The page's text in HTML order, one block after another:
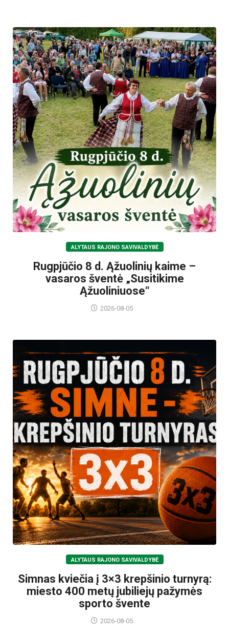
ALYTAUS RAJONO SAVIVALDYBĖ
Rugpjūčio 8 d. Ąžuolinių kaime –
vasaros šventė „Susitikime
Ąžuoliniuose“
2026-08-05
ALYTAUS RAJONO SAVIVALDYBĖ
Simnas kviečia į 3×3 krepšinio turnyrą:
miesto 400 metų jubiliejų pažymės
sporto švente
2026-08-05